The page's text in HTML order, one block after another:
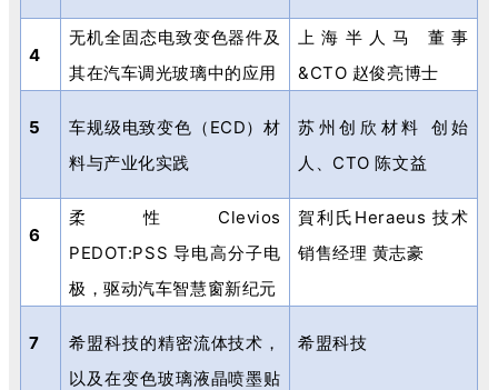
4
无机全固态电致变色器件及
其在汽车调光玻璃中的应用
上海半人马 董事
&CTO 赵俊亮博士
5 车规级电致变色（ ECD）材
料与产业化实践
苏州创欣材料 创始
人、 CTO陈文益
6
柔性 Clevios
PEDOT:PSS导电高分子电
极，驱动汽车智慧窗新纪元
賀利氏 Heraeus技术
销售经理 黄志豪
7
希盟科技的精密流体技术，
以及在变色玻璃液晶喷墨贴
希盟科技